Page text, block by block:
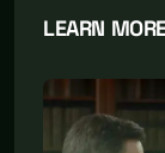
LEARN